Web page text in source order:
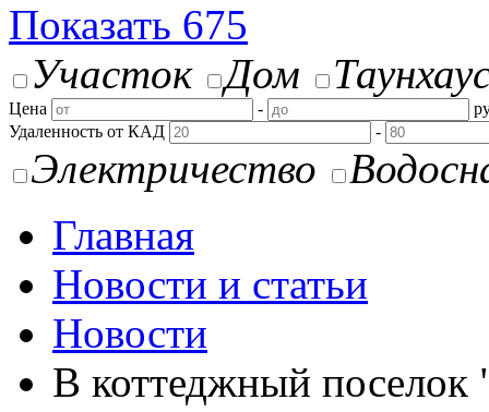
Показать 675
Участок
Дом
Цена -
Удаленность от КАД
-
Электричество
Главная
Новости и статьи
Новости
В коттеджный